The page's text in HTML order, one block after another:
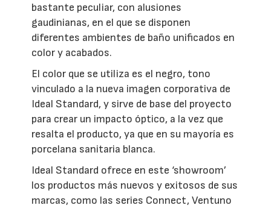
bastante peculiar, con alusiones
gaudinianas, en el que se disponen
diferentes ambientes de baño unificados en
color y acabados.
El color que se utiliza es el negro, tono
vinculado a la nueva imagen corporativa de
Ideal Standard, y sirve de base del proyecto
para crear un impacto óptico, a la vez que
resalta el producto, ya que en su mayoría es
porcelana sanitaria blanca.
Ideal Standard ofrece en este ‘showroom’
los productos más nuevos y exitosos de sus
marcas, como las series Connect, Ventuno